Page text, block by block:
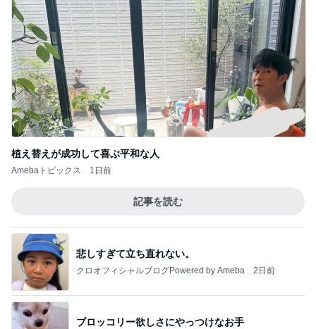
植え替えが成功して喜ぶ平和な人
Amebaトピックス 1日前
記事を読む
悲しすぎて立ち直れない。
クロオフィシャルブログPowered by Ameba 2日前
ブロッコリー欲しさにやっつけなお手